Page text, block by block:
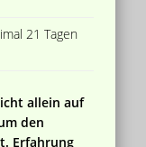
21 Tagen
allein auf
den
Erfahrung